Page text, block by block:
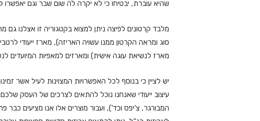
שהיא עוברת, יבטיחו כי לא יקרה לה שום שבר וגם
מלבד קרטונים לפיצה ניתן למצוא בקטגוריה זו אצלנו
סוג ומראה הקרטון ממנו עשויה האריזה), מארז ייעודי
מארז לנשיאת עוגה אישית) ומארזים למאפיות המיועדים
יש לציין כי בנוסף לכל האפשרויות המצוינות לעיל אשר
עיצוב ייעודי שאנחנו נוכל להתאים לצרכים של העסק
המבורגר, צ’יפס וכד’), ועבור מוצרים אלו אנו מציעים